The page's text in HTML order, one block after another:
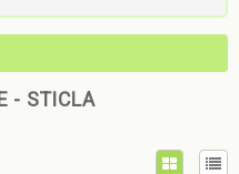
- STICLA